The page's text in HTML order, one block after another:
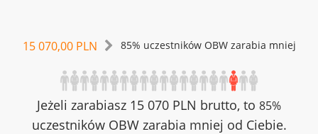
15 070,00 PLN 85% uczestników OBW zarabia mniej
Jeżeli zarabiasz 15 070 PLN brutto, to 85%
uczestników OBW zarabia mniej od Ciebie.